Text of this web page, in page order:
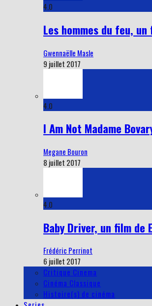
4.0
Les hommes du feu,
Gwennaëlle Masle
9 juillet 2017
4.0
I Am Not Madame
Megane Bouron
8 juillet 2017
4.0
Baby Driver, un film
Frédéric Perrinot
6 juillet 2017
Critique Cinema
Cinéma Classique
Histoire(s) de cinéma